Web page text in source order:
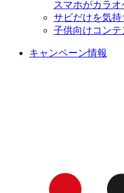
スマホがカラ
サビだけを気持
子供向けコンテ
キャンペーン情報